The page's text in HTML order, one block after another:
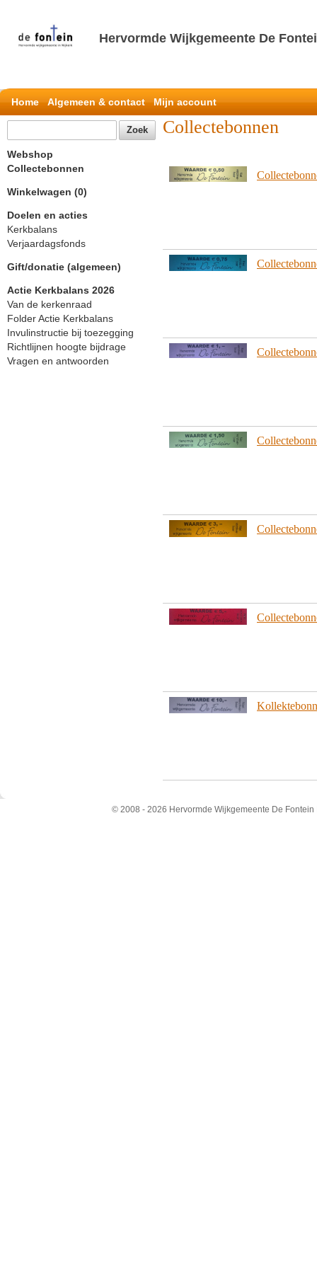
Hervormde Wijkgemeente De
Home Algemeen & contact Mijn account
Collectebonnen
Webshop
Collectebonnen
Winkelwagen (0)
Doelen en acties
Kerkbalans
Verjaardagsfonds
Gift/donatie (algemeen)
Actie Kerkbalans 2026
Van de kerkenraad
Folder Actie Kerkbalans
Invulinstructie bij toezegging
Richtlijnen hoogte bijdrage
Vragen en antwoorden
© 2008 - 2026 Hervormde Wijkgemeente De